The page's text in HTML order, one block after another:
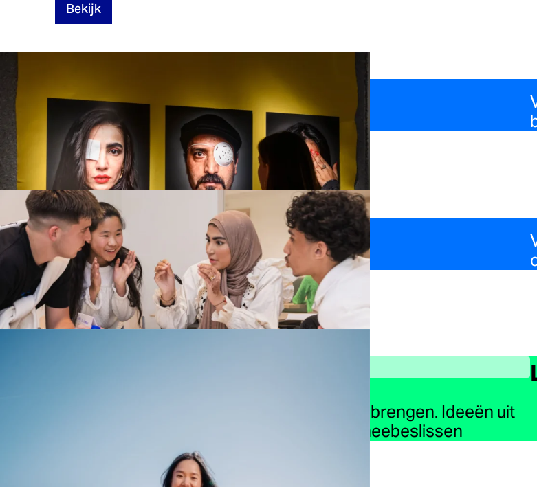
Bekijk
Onze Democratie
Bekijk
Samen Weerbaar
Bekijk
Voor lokale activiteiten die mensen samenbrengen. Ideeën uit
de wijk zelf, waar mensen meepraten én meebeslissen